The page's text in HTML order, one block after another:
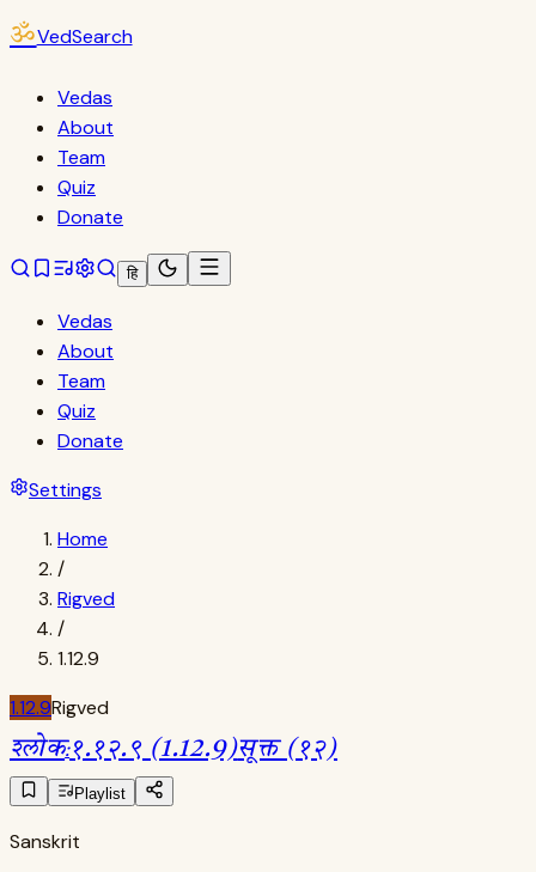
ॐVedSearch
Vedas
About
Team
Quiz
Donate
हि
Vedas
About
Team
Quiz
Donate
Settings
Home
/
Rigved
/
1.12.9
1.12.9Rigved
श्लोक:१.१२.९ (1.12.9)सूक्त (१२)
Playlist
Sanskrit